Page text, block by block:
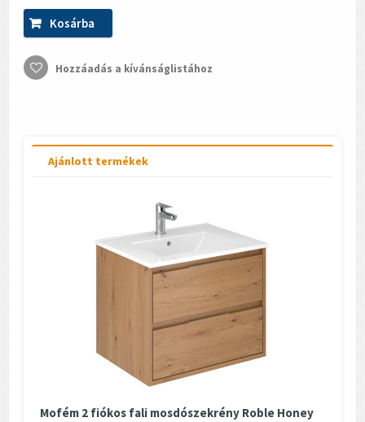
Kosárba
Hozzáadás a kívánságlistához
Ajánlott termékek
Mofém 2 fiókos fali mosdószekrény Roble Honey